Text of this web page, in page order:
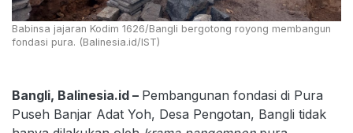
Babinsa jajaran Kodim 1626/Bangli bergotong royong membangun
fondasi pura. (Balinesia.id/IST)
Bangli, Balinesia.id – Pembangunan fondasi di Pura
Puseh Banjar Adat Yoh, Desa Pengotan, Bangli tidak